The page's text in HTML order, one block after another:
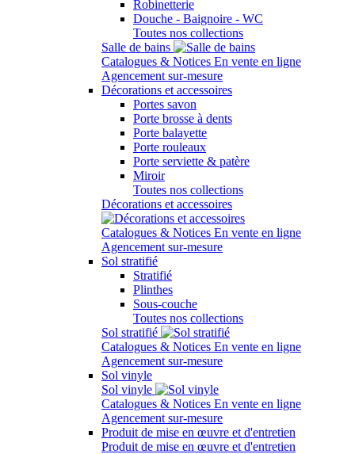
Robinetterie
Douche - Baignoire - WC
Toutes nos collections
Salle de bains
Catalogues & Notices En vente en ligne
Agencement sur-mesure
Décorations et accessoires
Portes savon
Porte brosse à dents
Porte balayette
Porte rouleaux
Porte serviette & patère
Miroir
Toutes nos collections
Décorations et accessoires
Catalogues & Notices En vente en ligne
Agencement sur-mesure
Sol stratifié
Stratifié
Plinthes
Sous-couche
Toutes nos collections
Sol stratifié
Catalogues & Notices En vente en ligne
Agencement sur-mesure
Sol vinyle
Sol vinyle
Catalogues & Notices En vente en ligne
Agencement sur-mesure
Produit de mise en œuvre et d'entretien
Produit de mise en œuvre et d'entretien